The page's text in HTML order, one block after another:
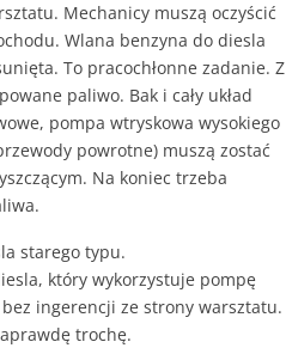
Mechanicy muszą oczyścić
Wlana benzyna do diesla
To pracochłonne zadanie. Z
paliwo. Bak i cały układ
pompa wtryskowa wysokiego
powrotne) muszą zostać
Na koniec trzeba
starego typu.
który wykorzystuje pompę
ingerencji ze strony warsztatu.
trochę.